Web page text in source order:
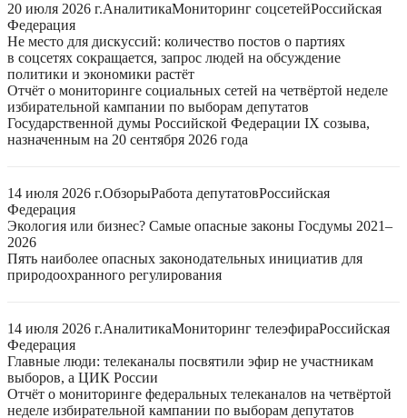
20 июля 2026 г.АналитикаМониторинг соцсетейРоссийская
Федерация
Не место для дискуссий: количество постов о партиях
в соцсетях сокращается, запрос людей на обсуждение
политики и экономики растёт
Отчёт о мониторинге социальных сетей на четвёртой неделе
избирательной кампании по выборам депутатов
Государственной думы Российской Федерации IX созыва,
назначенным на 20 сентября 2026 года
14 июля 2026 г.ОбзорыРабота депутатовРоссийская
Федерация
Экология или бизнес? Самые опасные законы Госдумы 2021–
2026
Пять наиболее опасных законодательных инициатив для
природоохранного регулирования
14 июля 2026 г.АналитикаМониторинг телеэфираРоссийская
Федерация
Главные люди: телеканалы посвятили эфир не участникам
выборов, а ЦИК России
Отчёт о мониторинге федеральных телеканалов на четвёртой
неделе избирательной кампании по выборам депутатов